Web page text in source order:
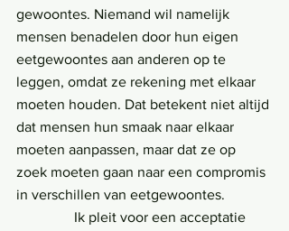
gewoontes. Niemand wil namelijk
mensen benadelen door hun eigen
eetgewoontes aan anderen op te
leggen, omdat ze rekening met elkaar
moeten houden. Dat betekent niet altijd
dat mensen hun smaak naar elkaar
moeten aanpassen, maar dat ze op
zoek moeten gaan naar een compromis
in verschillen van eetgewoontes.